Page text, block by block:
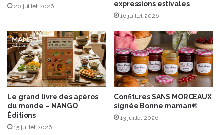
n
a
r
o
u
s
e
o
t
i
o
n
b
S
E
N
20 juillet 2026
expressions estivales
16 juillet 2026
Le grand livre des apéros
du monde – MANGO
Éditions
15 juillet 2026
Confitures SANS MORCEAUX
signée Bonne maman®
13 juillet 2026